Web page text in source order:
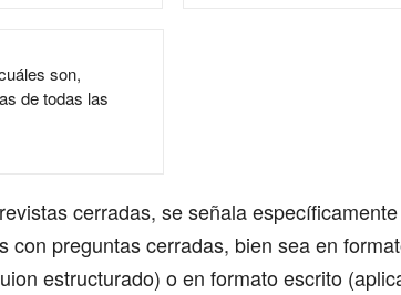
son,
de todas las
cerradas, se señala
con preguntas cerradas, bien sea en
estructurado) o en formato escrito